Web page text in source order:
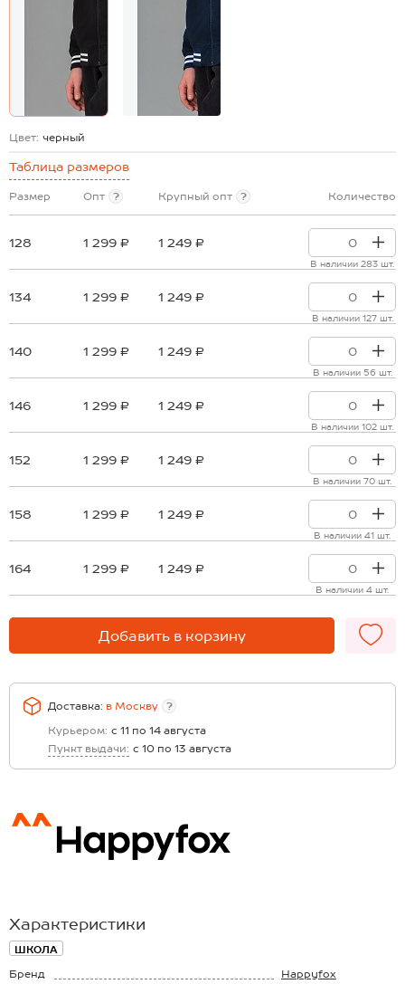
Цвет: черный
Таблица размеров
Размер Опт ? Крупный опт ? Количество
128 1 299 ₽ 1 249 ₽
В наличии 283 шт.
134 1 299 ₽ 1 249 ₽
В наличии 127 шт.
140 1 299 ₽ 1 249 ₽
В наличии 56 шт.
146 1 299 ₽ 1 249 ₽
В наличии 102 шт.
152 1 299 ₽ 1 249 ₽
В наличии 70 шт.
158 1 299 ₽ 1 249 ₽
В наличии 41 шт.
164 1 299 ₽ 1 249 ₽
В наличии 4 шт.
Добавить в корзину
Доставка: в Москву
?
Курьером: с 11 по 14 августа
Пункт выдачи: с 10 по 13 августа
Характеристики
ШКОЛА
Бренд
Happyfox